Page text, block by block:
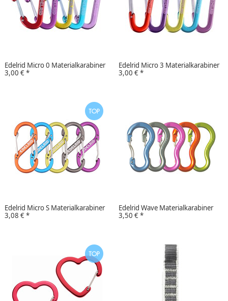
Edelrid Micro 0 Materialkarabiner
3,00 €*
Edelrid Micro 3 Materialkarabiner
3,00 €*
Edelrid Micro S Materialkarabiner
3,08 €*
Edelrid Wave Materialkarabiner
3,50 €*